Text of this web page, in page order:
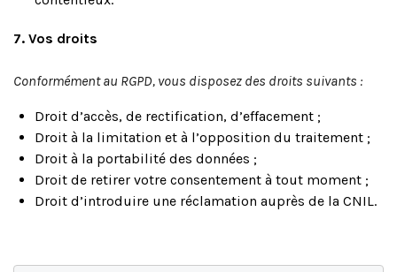
7. Vos droits
Conformément au RGPD, vous disposez des droits suivants :
Droit d’accès, de rectification, d’effacement ;
Droit à la limitation et à l’opposition du traitement ;
Droit à la portabilité des données ;
Droit de retirer votre consentement à tout moment ;
Droit d’introduire une réclamation auprès de la CNIL.